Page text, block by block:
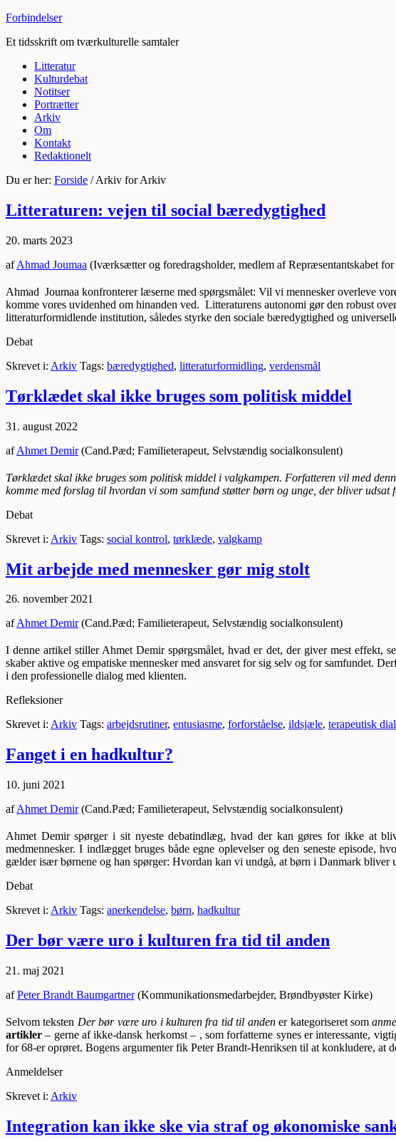
Forbindelser
Et tidsskrift om tværkulturelle samtaler
Litteratur
Kulturdebat
Notitser
Portrætter
Arkiv
Om
Kontakt
Redaktionelt
Du er her: Forside /Arkiv for Arkiv
Litteraturen: vejen til social bæredygtighed
20. marts 2023
afAhmad Joumaa (Iværksætter og foredragsholder, medlem af Repræsentantskabet
Ahmad Joumaa konfronterer læserne med spørgsmålet: Vil vi mennesker overleve
komme vores uvidenhed om hinanden ved. Litteraturens autonomi gørden robust
litteraturformidlende institution, således styrke den sociale bæredygtighed og
Debat
Skrevet i: Arkiv Tags: bæredygtighed, litteraturformidling, verdensmål
Tørklædet skal ikke bruges som politisk middel
31. august 2022
afAhmet Demir(Cand.Pæd; Familieterapeut, Selvstændig socialkonsulent)
Tørklædet skal ikke bruges som politisk middel i valgkampen. Forfatteren vil med
komme med forslag til hvordan vi som samfund støtter børn og unge, der bliver udsat
Debat
Skrevet i: Arkiv Tags: social kontrol, tørklæde, valgkamp
Mit arbejde med mennesker gør mig stolt
26. november 2021
afAhmet Demir(Cand.Pæd; Familieterapeut, Selvstændig socialkonsulent)
I denne artikel stiller Ahmet Demir spørgsmålet, hvad er det, der giver mest effekt,
skaber aktive og empatiske mennesker med ansvaret for sig selv og for samfundet.
i den professionelle dialog med klienten.
Refleksioner
Skrevet i: Arkiv Tags: arbejdsrutiner, entusiasme, forforståelse, ildsjæle, terapeutisk
Fanget i en hadkultur?
10. juni 2021
afAhmet Demir(Cand.Pæd; Familieterapeut, Selvstændig socialkonsulent)
Ahmet Demir spørger i sit nyeste debatindlæg, hvad der kan gøres for ikke at
medmennesker. I indlægget bruges både egne oplevelser og den seneste episode,
gælder især børnene og han spørger: Hvordan kan vi undgå, at børn i Danmark
Debat
Skrevet i: Arkiv Tags: anerkendelse, børn, hadkultur
Der bør være uro i kulturen fra tid til anden
21. maj 2021
afPeter Brandt Baumgartner(Kommunikationsmedarbejder, Brøndbyøster Kirke)
Selvom teksten Der bør være uro i kulturen fra tid til andener kategoriseret som
artikler – gerne af ikke-dansk herkomst – , som forfatterne synes er interessante,
for 68-er oprøret. Bogens argumenter fik Peter Brandt-Henriksen til at konkludere, at
Anmeldelser
Skrevet i: Arkiv
Integration kan ikke ske via straf og økonomiske